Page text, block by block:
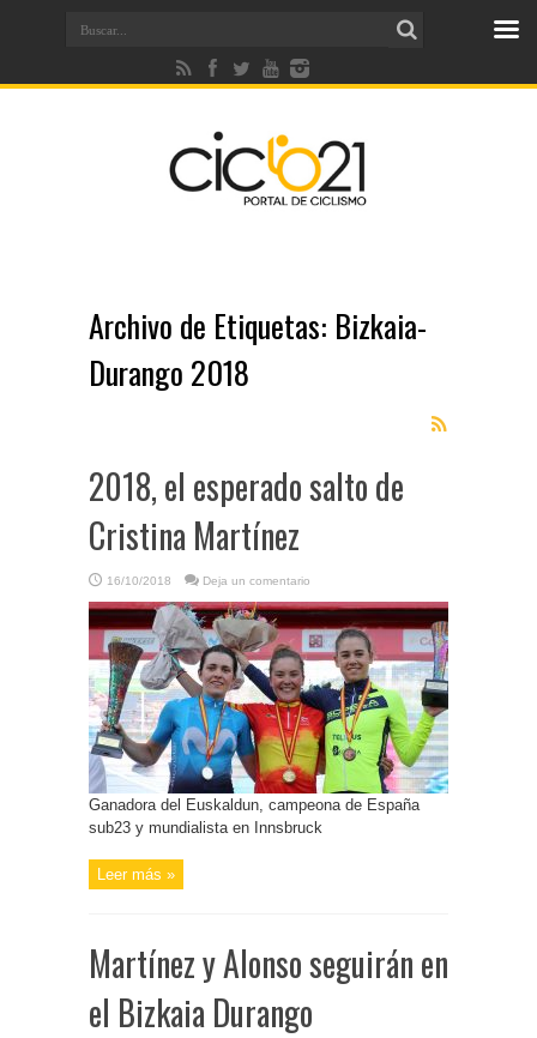
Archivo de Etiquetas: Bizkaia-
Durango 2018
2018, el esperado salto de
Cristina Martínez
16/10/2018 Deja un comentario
Ganadora del Euskaldun, campeona de España
sub23 y mundialista en Innsbruck
Leer más »
Martínez y Alonso seguirán en
el Bizkaia Durango